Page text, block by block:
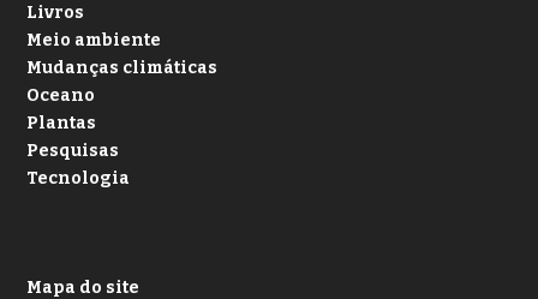
Livros
Meio ambiente
Mudanças climáticas
Oceano
Plantas
Pesquisas
Tecnologia
Mapa do site